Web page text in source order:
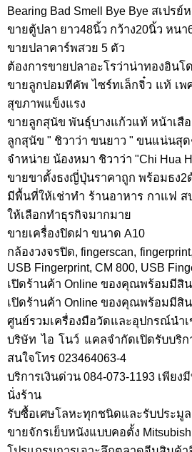
Bearing Bad Smell Bye Bye สเป
ขายตู้ปลา ยาว48นิ้ว กว้าง20นิ้ว หนา
ขายปลาคาร์พสวย 5 ตัว
ต้องการขายปลาอะโรว่าน่าทองอิน
ขายลูกปอมทีคัพ ไซร์ทเล็กจิ๋ว แท้ เ
สุขภาพแข็งแรง
ขายลูกสุนัข พันธุ์บางแก้วแท้ หน้าเสื
ลูกสุนัข " ชิวาว่า ขนยาว " ขนแน่นสุด
จำหน่าย น้องหมา ชิวาว่า "Chi Hua
ขายขาตั้งธงญี่ปุ่นราคาถูก พร้อมธง2
มีพื้นที่ให้เช่าทํา ร้านอาหาร กาแฟ
ให้เลือกทําธุรกิจมากมาย
ขายเครื่องปิดฝา ขนาด A10
กล้องวงจรปิด, fingerscan,
USB Fingerprint, CM 800, USB
เปิดร้านค้า Online ของคุณพร้อมมีสิ
เปิดร้านค้า Online ของคุณพร้อมมีสิ
ศูนย์รวมเครื่องมือวัดและอุปกรณ์นำเ
บริษัท ไอ โนว์ แคลจำกัดเปิดรับบริก
สนใจโทร 023464063-4
บริการเงินด่วน 084-073-1193 เพีย
นั่งร้าน
รับซื้อเศษโลหะทุกชนิดและรับประมูล
ขายจักรเย็บหนังแบบคอตั้ง